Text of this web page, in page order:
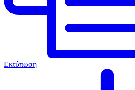
Εκτύπωση